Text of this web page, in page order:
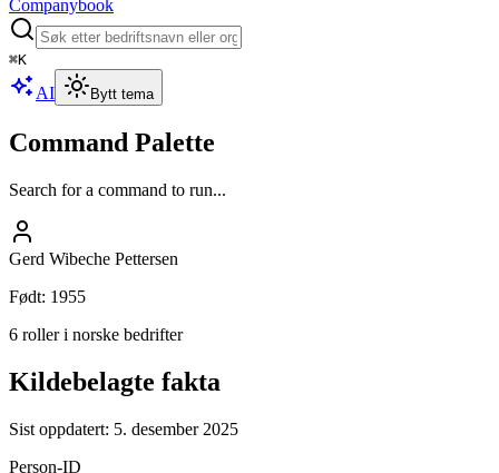
Companybook
⌘K
AI Bytt tema
Command Palette
Search for a command to run...
Gerd Wibeche Pettersen
Født: 1955
6 roller i norske bedrifter
Kildebelagte fakta
Sist oppdatert: 5. desember 2025
Person-ID